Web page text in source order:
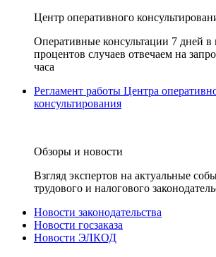
Центр оперативного
Оперативные консультации 7 дней
процентов случаев отвечаем на
часа
Регламент работы Центра
консультирования
Обзоры и новости
Взгляд экспертов на актуальные
трудового и налогового
Новости законодательства
Новости госзаказа
Новости ЭЛКОД